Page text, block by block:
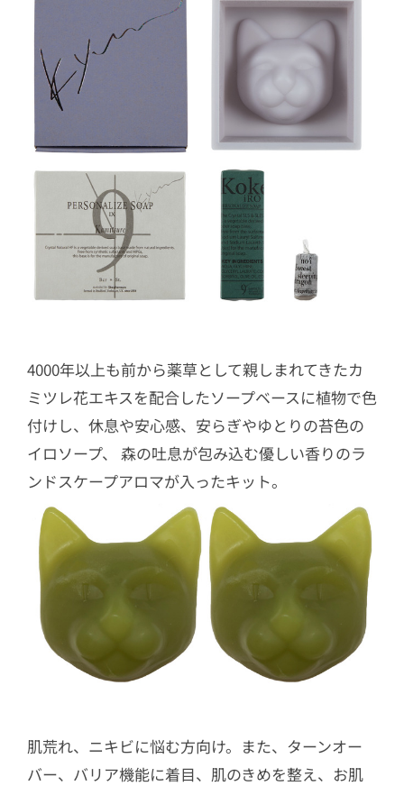
4000年以上も前から薬草として親しまれてきたカ
ミツレ花エキスを配合したソープベースに植物で色
付けし、休息や安心感、安らぎやゆとりの苔色の
イロソープ、 森の吐息が包み込む優しい香りのラ
ンドスケープアロマが入ったキット。
肌荒れ、ニキビに悩む方向け。また、ターンオー
バー、バリア機能に着目、肌のきめを整え、お肌